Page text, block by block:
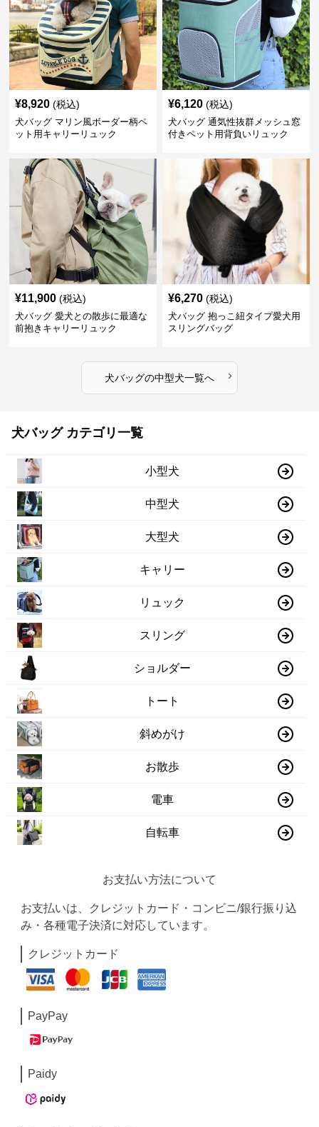
¥8,920 (税込)
犬バッグ マリン風ボーダー柄ペ
ット用キャリーリュック
¥6,120 (税込)
犬バッグ 通気性抜群メッシュ窓
付きペット用背負いリュック
¥11,900 (税込)
犬バッグ 愛犬との散歩に最適な
前抱きキャリーリュック
¥6,270 (税込)
犬バッグ 抱っこ紐タイプ愛犬用
スリングバッグ
犬バッグの中型犬一覧へ ›
犬バッグ カテゴリ一覧
小型犬
中型犬
大型犬
キャリー
リュック
スリング
ショルダー
トート
斜めがけ
お散歩
電車
自転車
お支払い方法について
お支払いは、クレジットカード・コンビニ/銀行振り込
み・各種電子決済に対応しています。
クレジットカード
PayPay
Paidy